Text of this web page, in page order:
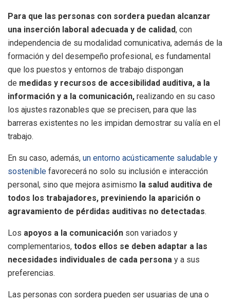
Para que las personas con sordera puedan alcanzar
una inserción laboral adecuada y de calidad, con
independencia de su modalidad comunicativa, además de la
formación y del desempeño profesional, es fundamental
que los puestos y entornos de trabajo dispongan
de medidas y recursos de accesibilidad auditiva, a la
información y a la comunicación, realizando en su caso
los ajustes razonables que se precisen, para que las
barreras existentes no les impidan demostrar su valía en el
trabajo.
En su caso, además, un entorno acústicamente saludable y
sostenible favorecerá no solo su inclusión e interacción
personal, sino que mejora asimismo la salud auditiva de
todos los trabajadores, previniendo la aparición o
agravamiento de pérdidas auditivas no detectadas.
Los apoyos a la comunicación son variados y
complementarios, todos ellos se deben adaptar a las
necesidades individuales de cada persona y a sus
preferencias.
Las personas con sordera pueden ser usuarias de una o